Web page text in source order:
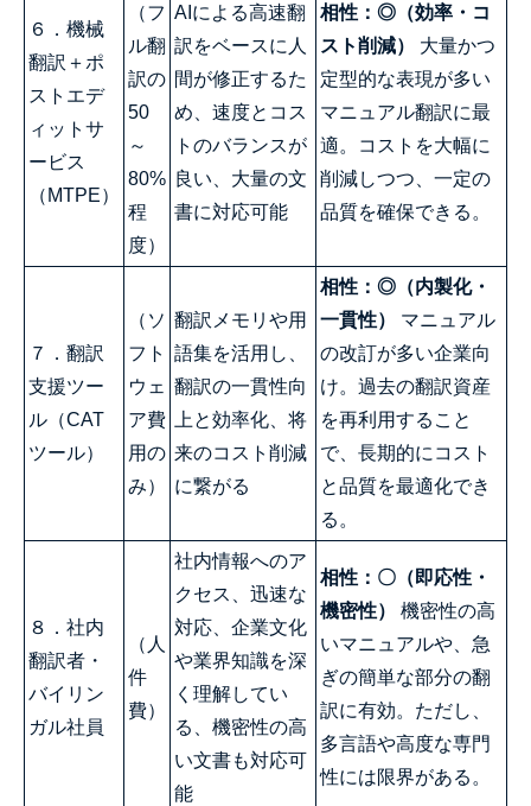
６．機械
翻訳＋ポ
ストエデ
ィットサ
ービス
（MTPE）
（フ
ル翻
訳の
50
～
80%
程
度）
AIによる高速翻
訳をベースに人
間が修正するた
め、速度とコス
トのバランスが
良い、大量の文
書に対応可能
相性：◎（効率・コ
スト削減）
大量かつ
定型的な表現が多い
マニュアル翻訳に最
適。コストを大幅に
削減しつつ、一定の
品質を確保できる。
７．翻訳
支援ツー
ル（CAT
ツール）
（ソ
フト
ウェ
ア費
用の
み）
翻訳メモリや用
語集を活用し、
翻訳の一貫性向
上と効率化、将
来のコスト削減
に繋がる
相性：◎（内製化・
一貫性）
マニュアル
の改訂が多い企業向
け。過去の翻訳資産
を再利用すること
で、長期的にコスト
と品質を最適化でき
る。
８．社内
翻訳者・
バイリン
ガル社員
（人
件
費）
社内情報へのア
クセス、迅速な
対応、企業文化
や業界知識を深
く理解してい
る、機密性の高
い文書も対応可
能
相性：〇（即応性・
機密性）
機密性の高
いマニュアルや、急
ぎの簡単な部分の翻
訳に有効。ただし、
多言語や高度な専門
性には限界がある。